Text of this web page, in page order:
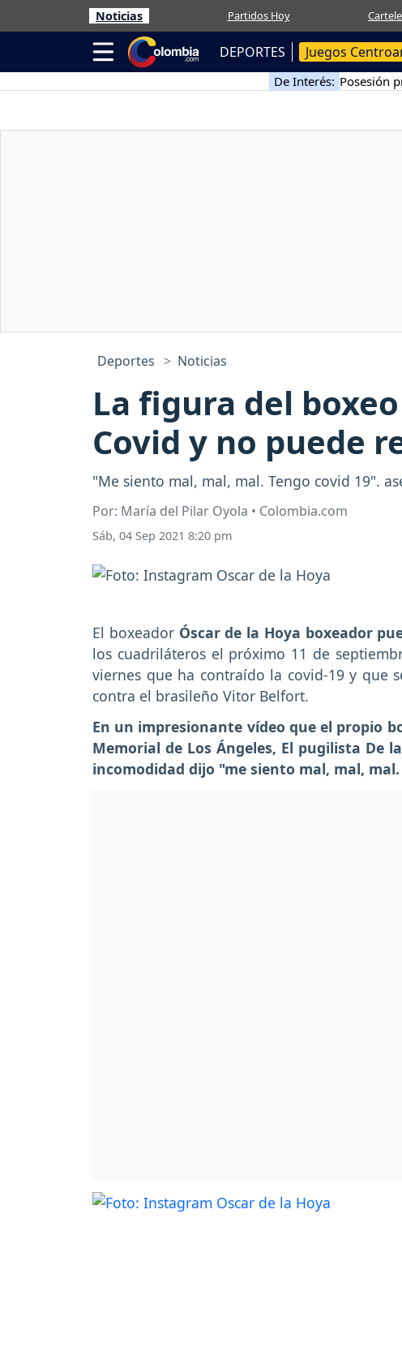
Noticias Partidos Hoy
DEPORTES Juegos
De Interés: Posesión
Deportes Noticias
La figura del
Covid y no puede
"Me siento mal, mal, mal. Tengo covid 19".
Por: María del Pilar Oyola • Colombia.com
Sáb, 04 Sep 2021 8:20 pm
El boxeador Óscar de la Hoya boxeador
los cuadriláteros el próximo 11 de
viernes que ha contraído la covid-19 y que
contra el brasileño Vitor Belfort.
En un impresionante vídeo que el propio
Memorial de Los Ángeles, El pugilista De
incomodidad dijo "me siento mal, mal, mal.